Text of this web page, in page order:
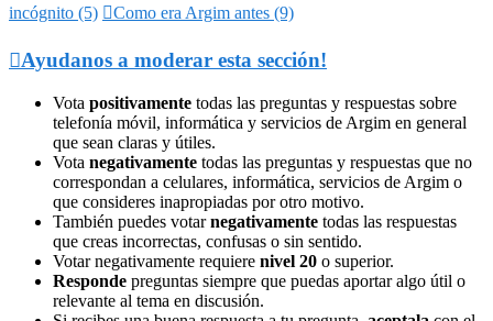
incógnito (5) Como era Argim antes (9)
Ayudanos a moderar esta sección!
Vota positivamente todas las preguntas y respuestas sobre
telefonía móvil, informática y servicios de Argim en general
que sean claras y útiles.
Vota negativamente todas las preguntas y respuestas que no
correspondan a celulares, informática, servicios de Argim o
que consideres inapropiadas por otro motivo.
También puedes votarnegativamente todas las respuestas
que creas incorrectas, confusas o sin sentido.
Votar negativamente requiere nivel 20 o superior.
Responde preguntas siempre que puedas aportar algo útil o
relevante al tema en discusión.